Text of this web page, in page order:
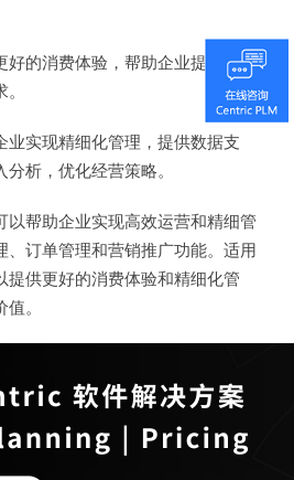
好的消费体验，帮助企业提供个性
业实现精细化管理，提供数据支
析，优化经营策略。
以帮助企业实现高效运营和精细管
、订单管理和营销推广功能。适用
提供更好的消费体验和精细化管
。